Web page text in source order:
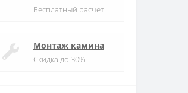
Бесплатный расчет
Монтаж камина
Скидка до 30%